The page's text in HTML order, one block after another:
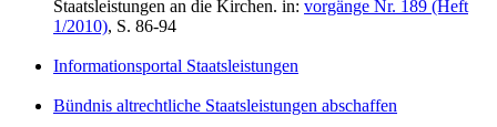
Staatsleistungen an die Kirchen. in: vorgänge Nr. 189 (Heft
1/2010), S. 86-94
Informationsportal Staatsleistungen
Bündnis altrechtliche Staatsleistungen abschaffen